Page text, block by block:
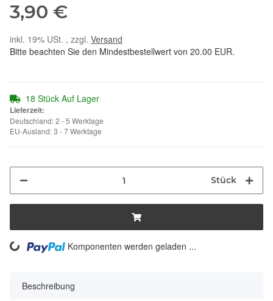
3,90 €
inkl. 19% USt. , zzgl. Versand
Bitte beachten Sie den Mindestbestellwert von 20.00 EUR.
18 Stück Auf Lager
Lieferzeit:
Deutschland: 2 - 5 Werktage
EU-Ausland: 3 - 7 Werktage
Stück
Komponenten werden geladen ...
Beschreibung